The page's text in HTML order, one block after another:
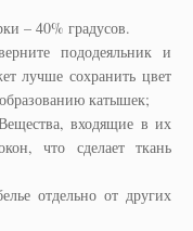
– 40% градусов.
пододеяльник и
лучше сохранить цвет
катышек;
входящие в их
что сделает ткань
отдельно от других